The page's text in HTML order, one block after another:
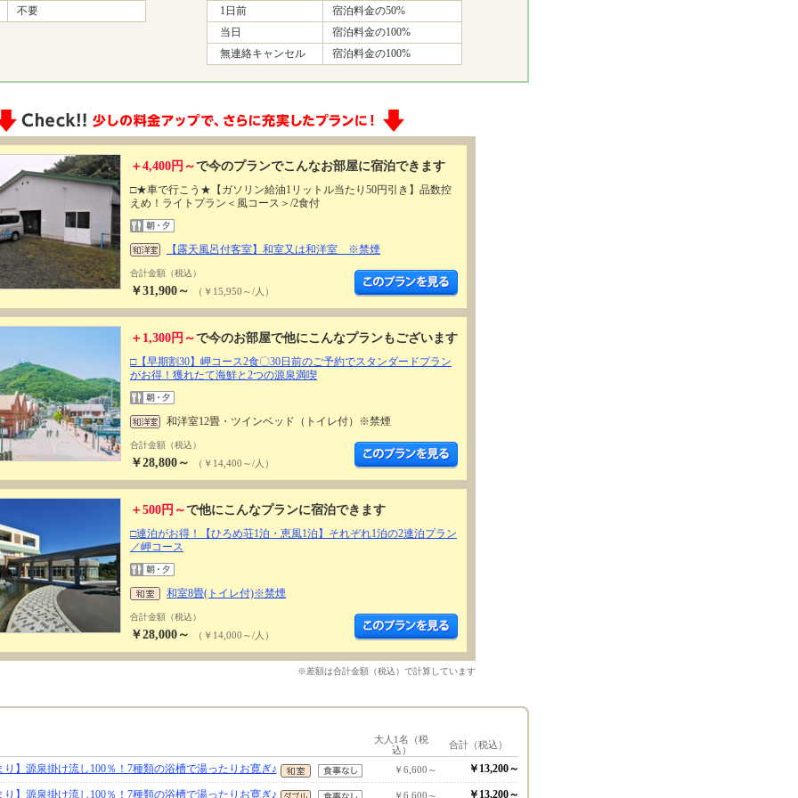
不要 1日前
宿泊料金の50%
当日
宿泊料金の100%
無連絡キャンセル
宿泊料金の100%
＋4,400円～で今のプランでこんなお部屋に宿泊できます
□★車で行こう★【ガソリン給油1リットル当たり50円引き】品数控
えめ！ライトプラン＜風コース＞/2食付
【露天風呂付客室】和室又は和洋室 ※禁煙
合計金額（税込）
￥31,900～ （￥15,950～/人）
＋1,300円～で今のお部屋で他にこんなプランもございます
□【早期割30】岬コース2食〇30日前のご予約でスタンダードプラン
がお得！獲れたて海鮮と2つの源泉満喫
和洋室12畳・ツインベッド（トイレ付）※禁煙
合計金額（税込）
￥28,800～ （￥14,400～/人）
＋500円～で他にこんなプランに宿泊できます
□連泊がお得！【ひろめ荘1泊・恵風1泊】それぞれ1泊の2連泊プラン
／岬コース
和室8畳(トイレ付)※禁煙
合計金額（税込）
￥28,000～ （￥14,000～/人）
※差額は合計金額（税込）で計算しています
大人1名（税
込）
合計（税込）
】源泉掛け流し100％！7種類の浴槽で湯ったりお寛ぎ♪ ￥6,600～ ￥13,200～
】源泉掛け流し100％！7種類の浴槽で湯ったりお寛ぎ♪ ￥6,600～ ￥13,200～